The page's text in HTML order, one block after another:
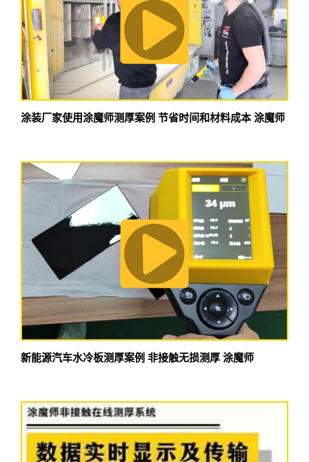
涂装厂家使用涂魔师测厚案例 节省时间和材料成本 涂魔师
新能源汽车水冷板测厚案例 非接触无损测厚 涂魔师